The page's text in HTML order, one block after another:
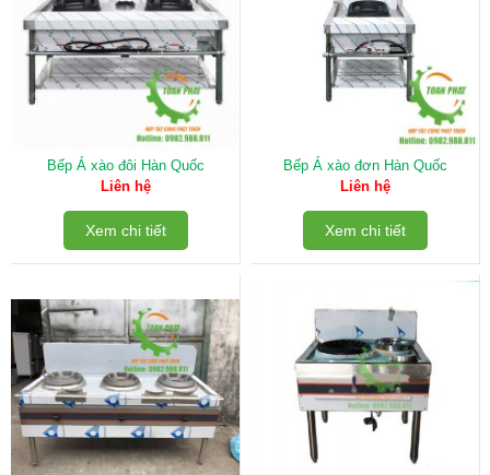
Bếp Á xào đôi Hàn Quốc
Liên hệ
Xem chi tiết
Bếp Á xào đơn Hàn Quốc
Liên hệ
Xem chi tiết